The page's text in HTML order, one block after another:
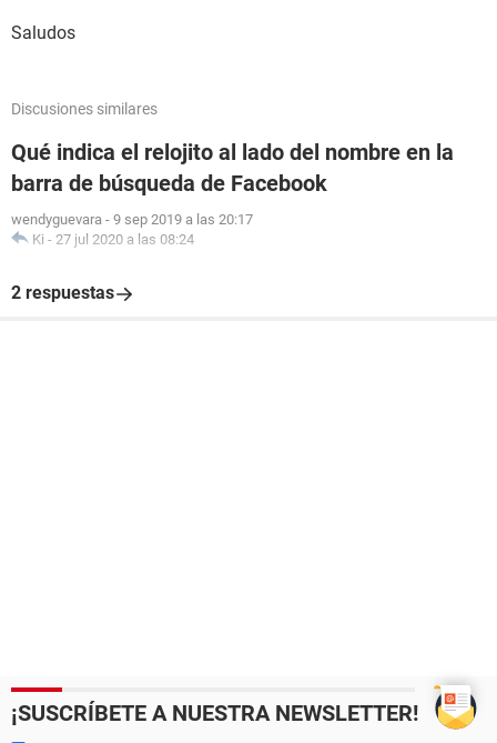
Saludos
Discusiones similares
Qué indica el relojito al lado del nombre en la
barra de búsqueda de Facebook
wendyguevara - 9 sep 2019 a las 20:17
Ki - 27 jul 2020 a las 08:24
2 respuestas
¡SUSCRÍBETE A NUESTRA NEWSLETTER!